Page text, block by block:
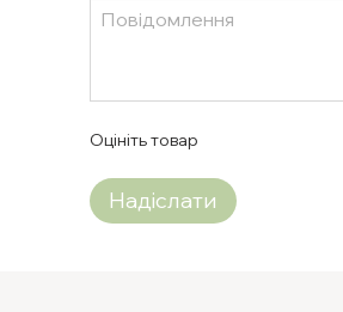
Оцініть товар
Надіслати